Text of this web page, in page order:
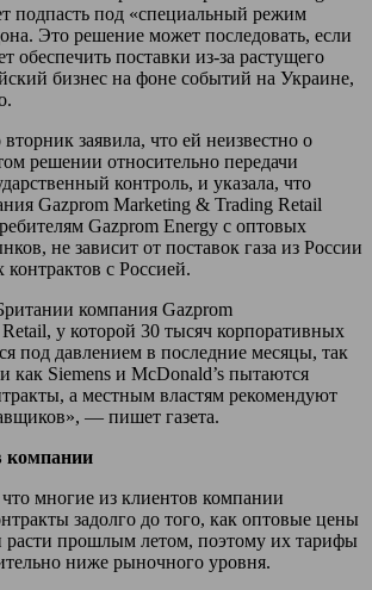
подпасть под «специальный режим
Это решение может последовать, если
обеспечить поставки из-за растущего
бизнес на фоне событий на Украине,
заявила, что ей неизвестно о
решении относительно передачи
контроль, и указала, что
Gazprom Marketing & Trading Retail
Gazprom Energy с оптовых
не зависит от поставок газа из России
с Россией.
компания Gazprom
у которой 30 тысяч корпоративных
под давлением в последние месяцы, так
как Siemens и McDonald’s пытаются
а местным властям рекомендуют
— пишет газета.
компании
многие из клиентов компании
задолго до того, как оптовые цены
расти прошлым летом, поэтому их тарифы
ниже рыночного уровня.